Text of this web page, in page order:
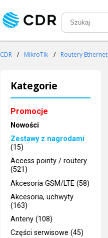
CDR / MikroTik / Routery Ethernet
Kategorie
Promocje
Nowości
Zestawy z nagrodami
(15)
Access pointy / routery
(521)
Akcesoria GSM/LTE (58)
Akcesoria, uchwyty
(163)
Anteny (108)
Części serwisowe (45)